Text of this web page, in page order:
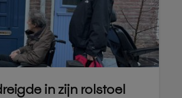
in zijn rolstoel